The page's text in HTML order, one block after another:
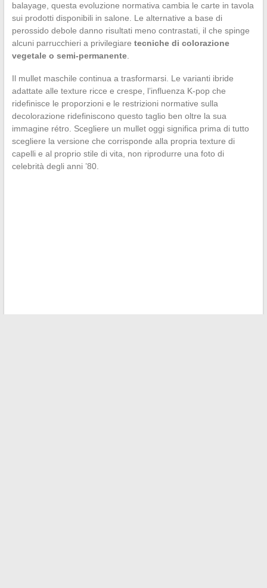
balayage, questa evoluzione normativa cambia le carte in tavola
sui prodotti disponibili in salone. Le alternative a base di
perossido debole danno risultati meno contrastati, il che spinge
alcuni parrucchieri a privilegiare tecniche di colorazione
vegetale o semi-permanente.
Il mullet maschile continua a trasformarsi. Le varianti ibride
adattate alle texture ricce e crespe, l’influenza K-pop che
ridefinisce le proporzioni e le restrizioni normative sulla
decolorazione ridefiniscono questo taglio ben oltre la sua
immagine rétro. Scegliere un mullet oggi significa prima di tutto
scegliere la versione che corrisponde alla propria texture di
capelli e al proprio stile di vita, non riprodurre una foto di
celebrità degli anni ’80.